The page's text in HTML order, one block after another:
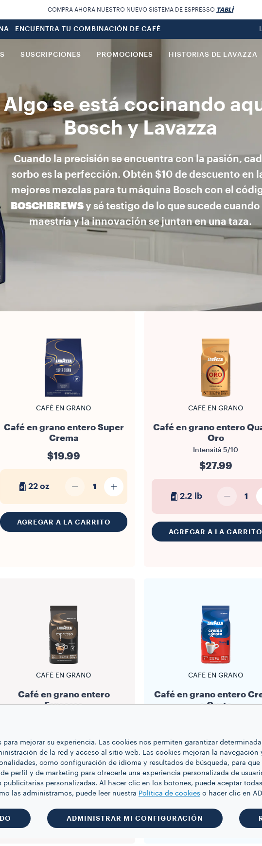
COMPRA AHORA NUESTRO NUEVO SISTEMA DE ESPRESSO TABLÌ
ENCUENTRA TU COMBINACIÓN DE CAFÉ
SUSCRIPCIONES PROMOCIONES HISTORIAS DE LAVAZZA
Algo se está cocinando
Bosch y Lavazza
Cuando la precisión se encuentra con la pasión,
sorbo es la perfección. Obtén $10 de descuento en
mejores mezclas para tu máquina Bosch con el
BOSCHBREWSy sé testigo de lo que sucede cuando
maestría y la innovación se juntan en una taza.
CAFÉ EN GRANO
Café en grano entero Super
Crema
$19.99
22 oz 1
AGREGAR A LA CARRITO
CAFÉ EN GRANO
Café en grano entero
Oro
Intensità5/10
$27.99
2.2 lb 1
AGREGAR A LA CARRITO
CAFÉ EN GRANO
Café en grano entero
Espresso
2.2 lb 1
AGREGAR A LA CARRITO
CAFÉ EN GRANO
Café en grano entero
e Gusto
2.2 lb 1
AGREGAR A LA CARRITO
para mejorar su experiencia. Las cookies nos permiten garantizar
de la red y acceso al sitio web. Las cookies mejoran la
como configuración de idioma y resultados de búsqueda, para que
perfil y de marketing para ofrecerle una experiencia personalizada de
personalizadas. Al hacer clic en los botones, puede aceptar
las administramos, puede leer nuestra Política de cookies o hacer clic en
ADMINISTRAR MI CONFIGURACIÓN